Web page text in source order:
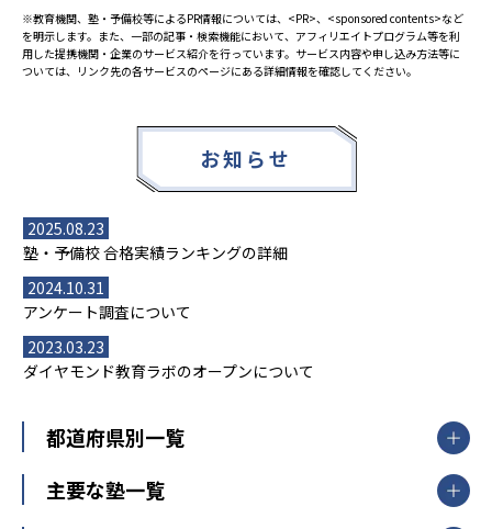
※教育機関、塾・予備校等によるPR情報については、<PR>、<sponsored contents>など
を明示します。また、一部の記事・検索機能において、アフィリエイトプログラム等を利
用した提携機関・企業のサービス紹介を行っています。サービス内容や申し込み方法等に
ついては、リンク先の各サービスのページにある詳細情報を確認してください。
お知らせ
2025.08.23
塾・予備校 合格実績ランキングの詳細
2024.10.31
アンケート調査について
2023.03.23
ダイヤモンド教育ラボのオープンについて
都道府県別一覧
北海道・東北
主要な塾一覧